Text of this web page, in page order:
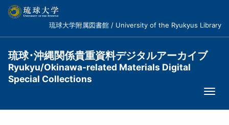
コ
琉球大学附属図書館 / University of the Ryukyus Library
琉球･沖縄関係貴重資料デジタルアーカイブ
Ryukyu/Okinawa-related Materials Digital
Special Collections